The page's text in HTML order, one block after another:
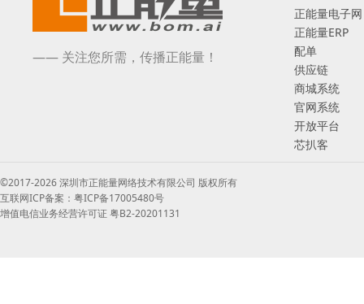
—— 关注您所需，传播正能量！
正能量电子网
正能量ERP
配单
供应链
商城系统
官网系统
开放平台
芯扒客
©2017-2026 深圳市正能量网络技术有限公司 版权所有
互联网ICP备案：粤ICP备17005480号
增值电信业务经营许可证 粤B2-20201131